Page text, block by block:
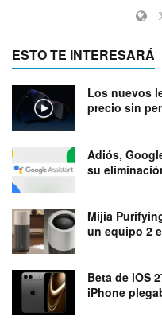
ESTO TE INTERESARÁ
Los nuevos
precio sin
Adiós,
su
Mijia
un equipo 2
Beta de iOS
iPhone